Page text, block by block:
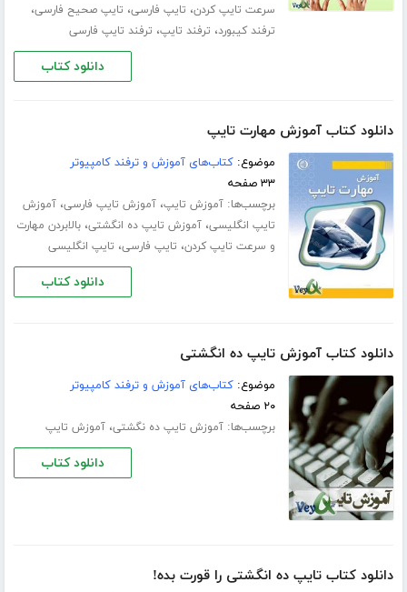
سرعت تایپ کردن، تایپ فارسی، تایپ صحیح فارسی،
ترفند کیبورد، ترفند تایپ، ترفند تایپ فارسی
دانلود کتاب
دانلود کتاب آموزش مهارت تایپ
موضوع:کتاب‌های آموزش و ترفند کامپیوتر
۳۳ صفحه
برچسب‌ها:آموزش تایپ،آموزش تایپ فارسی،آموزش
تایپ انگلیسی،آموزش تایپ ده انگشتی،بالابردن مهارت
و سرعت تایپ کردن، تایپ فارسی، تایپ انگلیسی
دانلود کتاب
دانلود کتاب آموزش تایپ ده انگشتی
موضوع:کتاب‌های آموزش و ترفند کامپیوتر
۲۰ صفحه
برچسب‌ها:آموزش تایپ ده‌ نگشتی،آموزش تایپ
دانلود کتاب
دانلود کتاب تایپ ده انگشتی را قورت بده!